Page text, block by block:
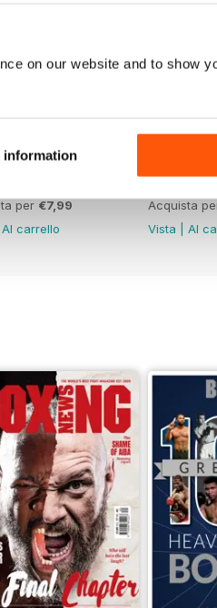
on our website and to show
information
per €7,99
Al carrello
Acquista
Vista
Al